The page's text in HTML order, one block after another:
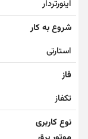
اینورتردار
شروع به کار
استارتی
فاز
تکفاز
نوع کاربری